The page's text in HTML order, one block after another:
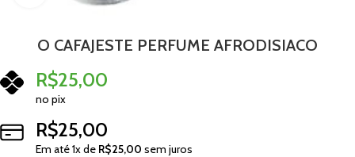
O CAFAJESTE PERFUME AFRODISIACO
R$25,00
no pix
R$25,00
Em até1x de R$25,00 sem juros